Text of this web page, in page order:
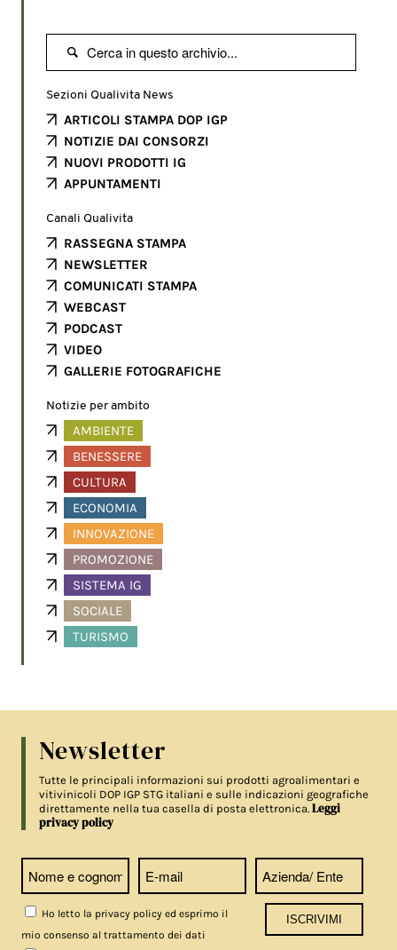

Sezioni Qualivita News
ARTICOLI STAMPA DOP IGP
NOTIZIE DAI CONSORZI
NUOVI PRODOTTI IG
APPUNTAMENTI
Canali Qualivita
RASSEGNA STAMPA
NEWSLETTER
COMUNICATI STAMPA
WEBCAST
PODCAST
VIDEO
GALLERIE FOTOGRAFICHE
Notizie per ambito
AMBIENTE
BENESSERE
CULTURA
ECONOMIA
INNOVAZIONE
PROMOZIONE
SISTEMA IG
SOCIALE
TURISMO
Newsletter
Tutte le principali informazioni sui prodotti agroalimentari e
vitivinicoli DOP IGP STG italiani e sulle indicazioni geografiche
direttamente nella tua casella di posta elettronica.Leggi
privacy policy
Ho letto la privacy policy ed esprimo il
mio consenso al trattamento dei dati